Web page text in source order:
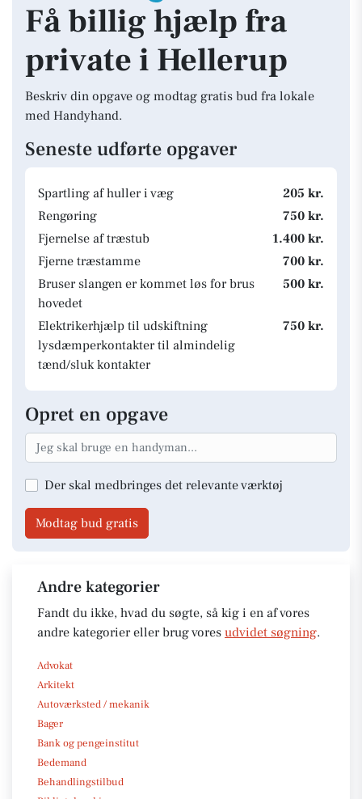
Få billig hjælp fra
private i Hellerup
Beskriv din opgave og modtag gratis bud fra lokale
med Handyhand.
Seneste udførte opgaver
Spartling af huller i væg
205 kr.
Rengøring
750 kr.
Fjernelse af træstub
1.400 kr.
Fjerne træstamme
700 kr.
Bruser slangen er kommet løs for brus
hovedet
500 kr.
Elektrikerhjælp til udskiftning
lysdæmperkontakter til almindelig
tænd/sluk kontakter
750 kr.
Opret en opgave
Der skal medbringes det relevante værktøj
Modtag bud gratis
Andre kategorier
Fandt du ikke, hvad du søgte, så kig i en af vores
andre kategorier eller brug vores udvidet søgning.
Advokat
Arkitekt
Autoværksted / mekanik
Bager
Bank og pengeinstitut
Bedemand
Behandlingstilbud